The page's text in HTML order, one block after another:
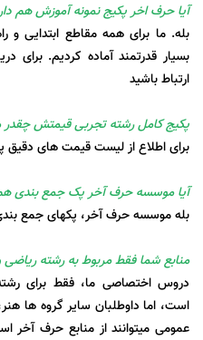
آیا حرف اخر پکیج نمونه آموزش هم
بله. ما برای همه مقاطع ابتدایی و
بسیار قدرتمند آماده کردیم.
ارتباط باشید
پکیج کامل رشته تجربی قیمتش چقدر
برای اطلاع از لیست قیمت های دقیق
آیا موسسه حرف آخر پک جمع بندی هم
بله موسسه حرف آخر، پکهای جمع
منابع شما فقط مربوط به رشته
دروس اختصاصی ما، فقط برای
است، اما داوطلبان سایر گروه ها
عمومی میتوانند از منابع حرف آخر